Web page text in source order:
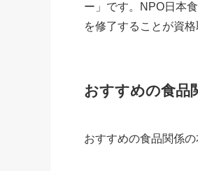
ー」です。NPO日本
を修了することが資格
おすすめの食品
おすすめの食品関係の